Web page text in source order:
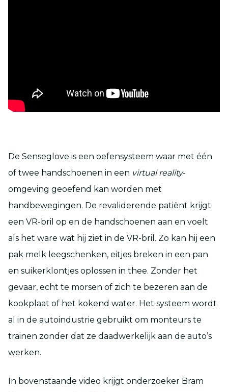
De Senseglove is een oefensysteem waar met één
of twee handschoenen in een virtual reality-
omgeving geoefend kan worden met
handbewegingen. De revaliderende patiënt krijgt
een VR-bril op en de handschoenen aan en voelt
als het ware wat hij ziet in de VR-bril. Zo kan hij een
pak melk leegschenken, eitjes breken in een pan
en suikerklontjes oplossen in thee. Zonder het
gevaar, echt te morsen of zich te bezeren aan de
kookplaat of het kokend water. Het systeem wordt
al in de autoindustrie gebruikt om monteurs te
trainen zonder dat ze daadwerkelijk aan de auto’s
werken.
In bovenstaande video krijgt onderzoeker Bram